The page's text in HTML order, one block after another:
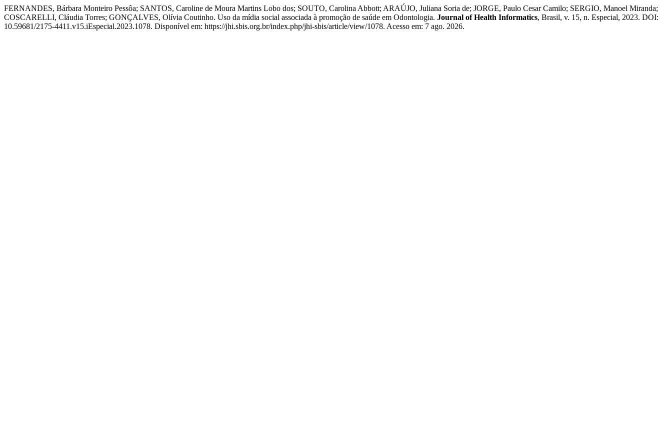
FERNANDES, Bárbara Monteiro Pessôa; SANTOS, Caroline de Moura Martins Lobo dos; SOUTO, Carolina Abbott; ARAÚJO, Juliana Soria de; JORGE, Paulo Cesar Camilo; SERGIO, Manoel Miranda;
COSCARELLI, Cláudia Torres; GONÇALVES, Olívia Coutinho. Uso da mídia social associada à promoção de saúde em Odontologia. Journal of Health Informatics, Brasil, v. 15, n. Especial, 2023. DOI:
10.59681/2175-4411.v15.iEspecial.2023.1078. Disponível em: https://jhi.sbis.org.br/index.php/jhi-sbis/article/view/1078. Acesso em: 7 ago. 2026.